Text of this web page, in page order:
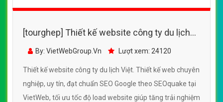
[tourghep] Thiết kế website công ty du lịch
Việt đẹp, chuyên nghiệp chuẩn SEO
By: VietWebGroup.Vn Lượt xem: 24120
Thiết kế website công ty du lịch Việt. Thiết kế web chuyên
nghiệp, uy tín, đạt chuẩn SEO Google theo SEOquake tại
VietWeb, tối ưu tốc độ load website giúp tăng trải nghiệm